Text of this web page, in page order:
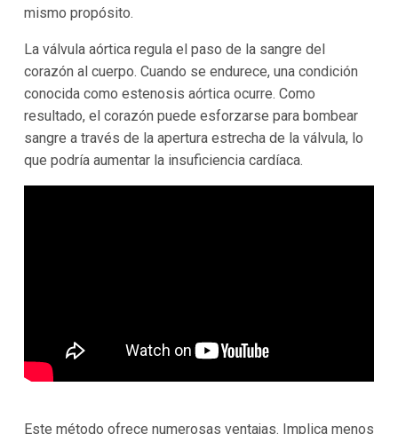
mismo propósito.
La válvula aórtica regula el paso de la sangre del
corazón al cuerpo. Cuando se endurece, una condición
conocida como estenosis aórtica ocurre. Como
resultado, el corazón puede esforzarse para bombear
sangre a través de la apertura estrecha de la válvula, lo
que podría aumentar la insuficiencia cardíaca.
Este método ofrece numerosas ventajas. Implica menos